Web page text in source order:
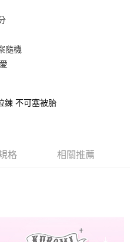
隨機
鍊 不可塞被胎
格 相關推薦